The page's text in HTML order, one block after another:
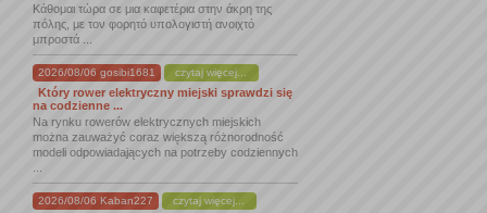
Κάθομαι τώρα σε μια καφετέρια στην άκρη της
πόλης, με τον φορητό υπολογιστή ανοιχτό
μπροστά ...
2026/08/06 gosibi1681 czytaj więcej...
Który rower elektryczny miejski sprawdzi się
na codzienne ...
Na rynku rowerów elektrycznych miejskich
można zauważyć coraz większą różnorodność
modeli odpowiadających na potrzeby codziennych
2026/08/06 Kaban227 czytaj więcej...